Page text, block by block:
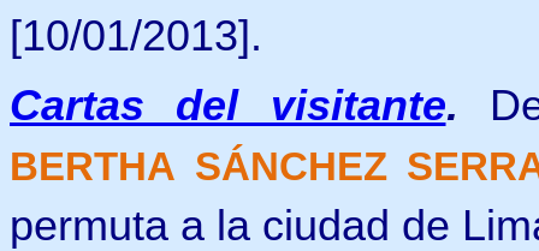
[10/01/2013].
Cartas del visitante.
BERTHA SÁNCHEZ
permuta a la ciudad de